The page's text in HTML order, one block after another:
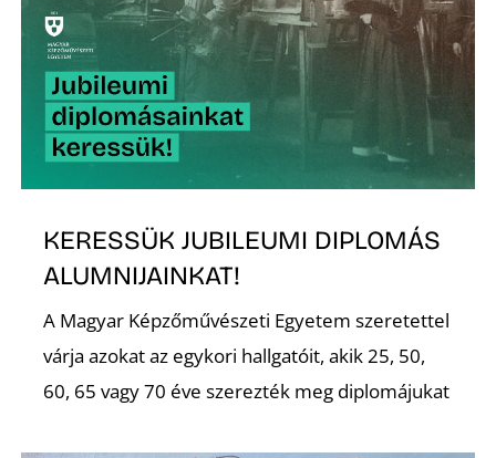
KERESSÜK JUBILEUMI DIPLOMÁS
ALUMNIJAINKAT!
A Magyar Képzőművészeti Egyetem szeretettel
várja azokat az egykori hallgatóit, akik 25, 50,
60, 65 vagy 70 éve szerezték meg diplomájukat